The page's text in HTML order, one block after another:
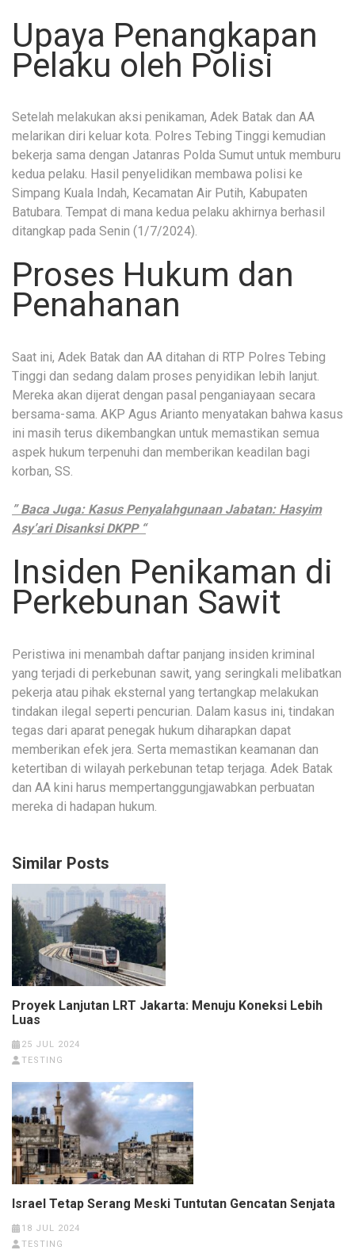
Upaya Penangkapan
Pelaku oleh Polisi
Setelah melakukan aksi penikaman, Adek Batak dan AA
melarikan diri keluar kota. Polres Tebing Tinggi kemudian
bekerja sama dengan Jatanras Polda Sumut untuk memburu
kedua pelaku. Hasil penyelidikan membawa polisi ke
Simpang Kuala Indah, Kecamatan Air Putih, Kabupaten
Batubara. Tempat di mana kedua pelaku akhirnya berhasil
ditangkap pada Senin (1/7/2024).
Proses Hukum dan
Penahanan
Saat ini, Adek Batak dan AA ditahan di RTP Polres Tebing
Tinggi dan sedang dalam proses penyidikan lebih lanjut.
Mereka akan dijerat dengan pasal penganiayaan secara
bersama-sama. AKP Agus Arianto menyatakan bahwa kasus
ini masih terus dikembangkan untuk memastikan semua
aspek hukum terpenuhi dan memberikan keadilan bagi
korban, SS.
” Baca Juga: Kasus Penyalahgunaan Jabatan: Hasyim
Asy’ari Disanksi DKPP “
Insiden Penikaman di
Perkebunan Sawit
Peristiwa ini menambah daftar panjang insiden kriminal
yang terjadi di perkebunan sawit, yang seringkali melibatkan
pekerja atau pihak eksternal yang tertangkap melakukan
tindakan ilegal seperti pencurian. Dalam kasus ini, tindakan
tegas dari aparat penegak hukum diharapkan dapat
memberikan efek jera. Serta memastikan keamanan dan
ketertiban di wilayah perkebunan tetap terjaga. Adek Batak
dan AA kini harus mempertanggungjawabkan perbuatan
mereka di hadapan hukum.
Similar Posts
Proyek Lanjutan LRT Jakarta: Menuju Koneksi Lebih
Luas
25 JUL 2024
TESTING
Israel Tetap Serang Meski Tuntutan Gencatan Senjata
18 JUL 2024
TESTING